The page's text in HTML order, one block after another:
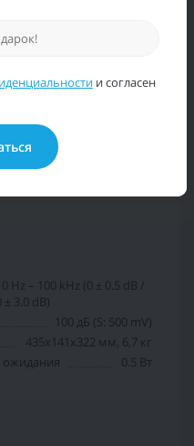
Hz – 100 kHz (0 ± 0.5 dB /
± 3.0 dB)
100 дБ (S: 500 mV)
435x141x322 мм, 6,7 кг
ожидания
0.5 Вт
и согласен